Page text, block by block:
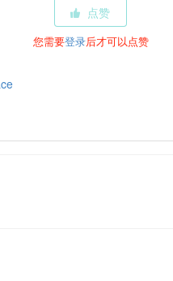
点赞
您需要登录后才可以点赞